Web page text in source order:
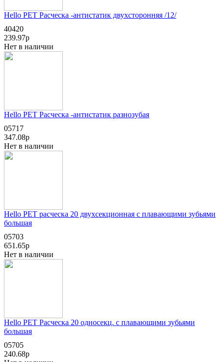
Hello PET Расческа -антистатик двухсторонняя /12/
40420
239.97р
Нет в наличии
Hello PET Расческа -антистатик разнозубая
05717
347.08р
Нет в наличии
Hello PET расческа 20 двухсекционная с плавающими зубьями
большая
05703
651.65р
Нет в наличии
Hello PET Расческа 20 односекц. с плавающими зубьями
большая
05705
240.68р